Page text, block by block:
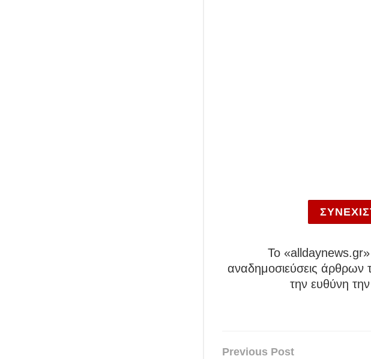
To «alldaynews.gr»
αναδημοσιεύσεις άρθρων
την ευθύνη
Previous Post